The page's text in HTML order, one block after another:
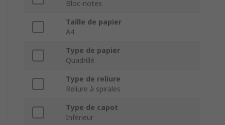
Bloc-notes
Taille de papier
A4
Type de papier
Quadrillé
Type de reliure
Reliure à spirales
Type de capot
Inférieur